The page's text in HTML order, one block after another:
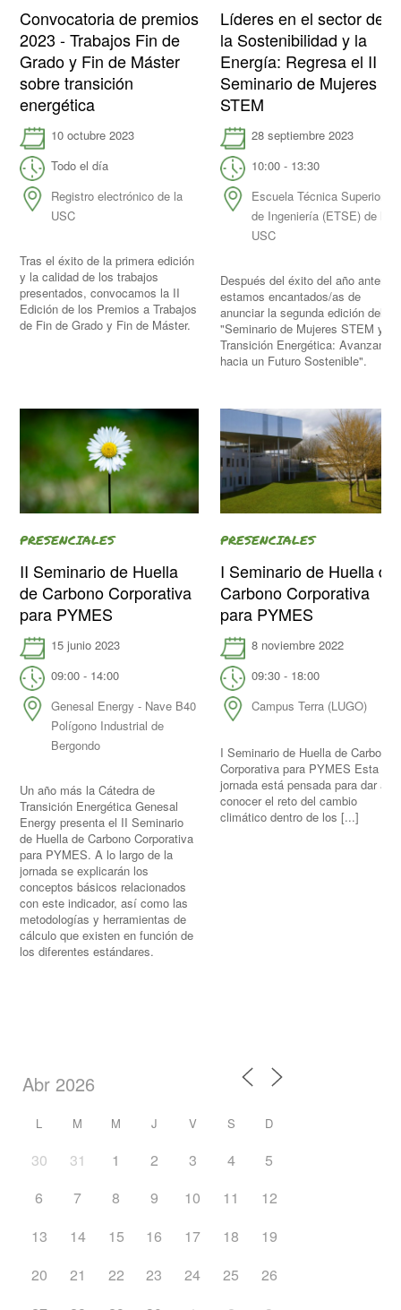
Convocatoria de premios
2023 - Trabajos Fin de
Grado y Fin de Máster
sobre transición
energética
10 octubre 2023
Todo el día
Registro electrónico de la
USC
Tras el éxito de la primera edición
y la calidad de los trabajos
presentados, convocamos la II
Edición de los Premios a Trabajos
de Fin de Grado y Fin de Máster.
Líderes en el sector de
la Sostenibilidad y la
Energía: Regresa el II
Seminario de Mujeres
STEM
28 septiembre 2023
10:00 - 13:30
Escuela Técnica Superior
de Ingeniería (ETSE) de la
USC
Después del éxito del año anterior,
estamos encantados/as de
anunciar la segunda edición del
"Seminario de Mujeres STEM y
Transición Energética: Avanzando
hacia un Futuro Sostenible".
PRESENCIALES
II Seminario de Huella
de Carbono Corporativa
para PYMES
15 junio 2023
09:00 - 14:00
Genesal Energy - Nave B40
Polígono Industrial de
Bergondo
Un año más la Cátedra de
Transición Energética Genesal
Energy presenta el II Seminario
de Huella de Carbono Corporativa
para PYMES. A lo largo de la
jornada se explicarán los
conceptos básicos relacionados
con este indicador, así como las
metodologías y herramientas de
cálculo que existen en función de
los diferentes estándares.
PRESENCIALES
I Seminario de Huella de
Carbono Corporativa
para PYMES
8 noviembre 2022
09:30 - 18:00
Campus Terra (LUGO)
I Seminario de Huella de Carbono
Corporativa para PYMES Esta
jornada está pensada para dar a
conocer el reto del cambio
climático dentro de los [...]
L M M J V S D
30 31 1 2 3 4
5
6
7 8 9 10 11
12
13
14 15 16 17 18
19
20
21 22 23 24 25
26